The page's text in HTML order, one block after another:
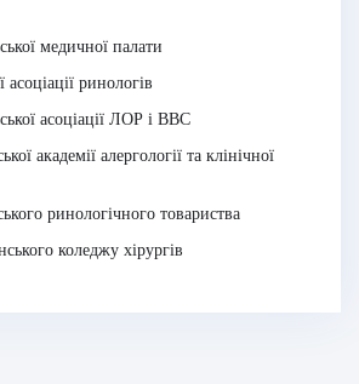
медичної палати
ринологів
асоціації ЛОР і BBC
академії алергології та клінічної
ринологічного товариства
коледжу хірургів